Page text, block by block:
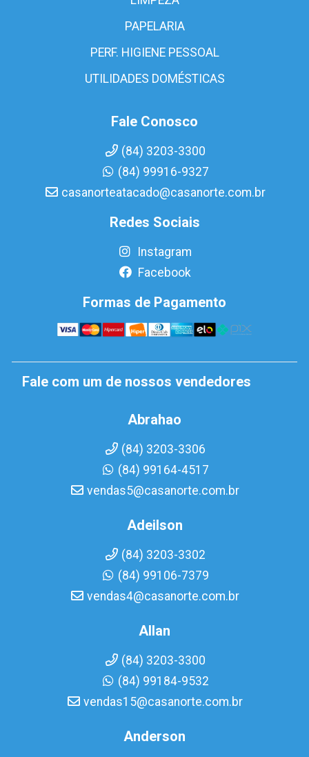
PAPELARIA
PERF. HIGIENE PESSOAL
UTILIDADES DOMÉSTICAS
Fale Conosco
(84) 3203-3300
(84) 99916-9327
casanorteatacado@casanorte.com.br
Redes Sociais
Instagram
Facebook
Formas de Pagamento
Fale com um de nossos vendedores
Abrahao
(84) 3203-3306
(84) 99164-4517
vendas5@casanorte.com.br
Adeilson
(84) 3203-3302
(84) 99106-7379
vendas4@casanorte.com.br
Allan
(84) 3203-3300
(84) 99184-9532
vendas15@casanorte.com.br
Anderson